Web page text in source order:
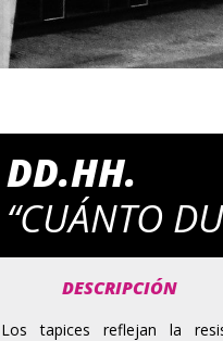
DD.HH.
“CUÁNTO
DESCRIPCIÓN
Los tapices reflejan la